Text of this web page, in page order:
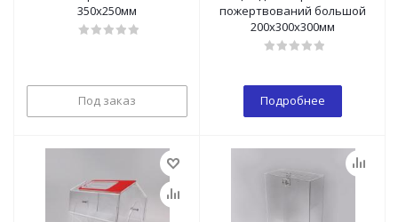
350х250мм
Под заказ
пожертвований большой
200х300х300мм
Подробнее